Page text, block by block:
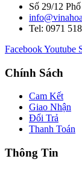
Số 29/12
Tel: 0971
FacebookYoutube
Chính Sách
Cam Kết
Giao Nhận
Đổi Trả
Thanh Toán
Thông Tin